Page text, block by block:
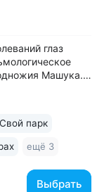
глаз
Машука.
вокруг Машука.
Выбрать
Свой парк
ещё 3